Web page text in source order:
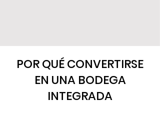
POR QUÉ CONVERTIRSE
EN UNA BODEGA
INTEGRADA